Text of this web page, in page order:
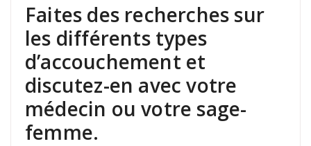
Faites des recherches sur
les différents types
d’accouchement et
discutez-en avec votre
médecin ou votre sage-
femme.